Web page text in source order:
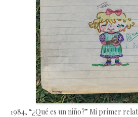
1984, “¿Qué es un niño?” Mi primer